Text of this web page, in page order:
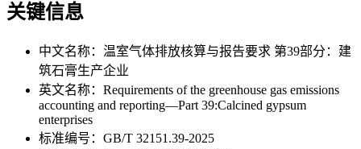
关键信息
中文名称： 温室气体排放核算与报告要求 第39部分：建
筑石膏生产企业
英文名称： Requirements of the greenhouse gas emissions
accounting and reporting—Part 39:Calcined gypsum
enterprises
标准编号： GB/T 32151.39-2025